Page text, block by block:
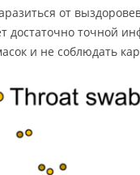
от
достаточно точной
и не соблюдать